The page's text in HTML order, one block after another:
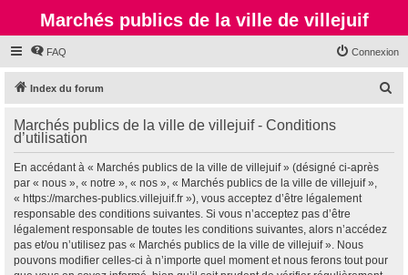
Marchés publics de la ville de villejuif
FAQ Connexion
Index du forum
h
Marchés publics de la ville de villejuif - Conditions
d’utilisation
En accédant à « Marchés publics de la ville de villejuif » (désigné ci-après
par « nous », « notre », « nos », « Marchés publics de la ville de villejuif »,
« https://marches-publics.villejuif.fr »), vous acceptez d’être légalement
responsable des conditions suivantes. Si vous n’acceptez pas d’être
légalement responsable de toutes les conditions suivantes, alors n’accédez
pas et/ou n’utilisez pas « Marchés publics de la ville de villejuif ». Nous
pouvons modifier celles-ci à n’importe quel moment et nous ferons tout pour